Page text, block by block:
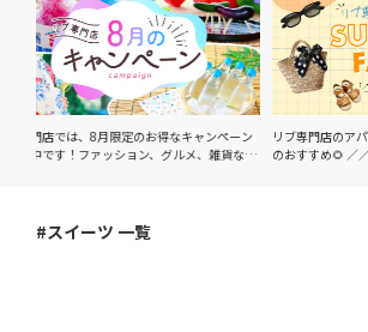
ブ専門店では、8月限定のお得なキャンペーン
開催中です！ファッション、グルメ、雑貨など
ャンペーンをぜひリブ専門店でお楽しみくださ
リブ専門店のア
のおすすめ🌻 ／
#スイーツ 一覧